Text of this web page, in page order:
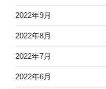
2022年9月
2022年8月
2022年7月
2022年6月